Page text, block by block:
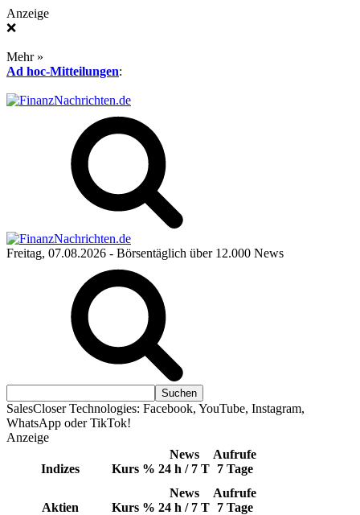
Anzeige
❌
Mehr »
Ad hoc-Mitteilungen:
Freitag, 07.08.2026 - Börsentäglich über 12.000 News
SalesCloser Technologies: Facebook, YouTube, Instagram,
WhatsApp oder TikTok!
Anzeige
Indizes Kurs %
News
24 h / 7 T
Aufrufe
7 Tage
Aktien Kurs %
News
24 h / 7 T
Aufrufe
7 Tage